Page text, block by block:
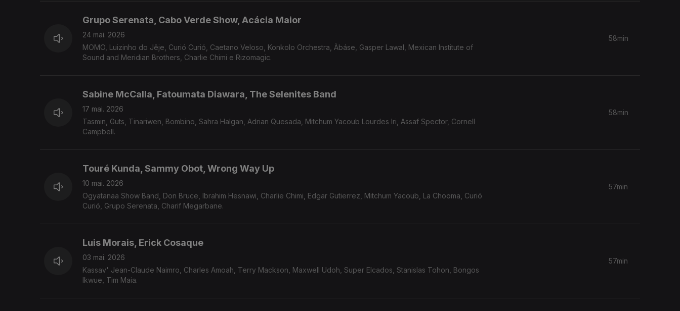
Grupo Serenata, Cabo Verde Show, Acácia Maior
24 mai. 2026
MOMO, Luizinho do Jêje, Curió Curió, Caetano Veloso, Konkolo Orchestra, Àbáse, Gasper Lawal, Mexican Institute of
Sound and Meridian Brothers, Charlie Chimi e Rizomagic.
58min
Sabine McCalla, Fatoumata Diawara, The Selenites Band
17 mai. 2026
Tasmin, Guts, Tinariwen, Bombino, Sahra Halgan, Adrian Quesada, Mitchum Yacoub Lourdes Iri, Assaf Spector, Cornell
Campbell.
58min
Touré Kunda, Sammy Obot, Wrong Way Up
10 mai. 2026
Ogyatanaa Show Band, Don Bruce, Ibrahim Hesnawi, Charlie Chimi, Edgar Gutierrez, Mitchum Yacoub, La Chooma, Curió
Curió, Grupo Serenata, Charif Megarbane.
57min
Luis Morais, Erick Cosaque
03 mai. 2026
Kassav' Jean-Claude Naimro, Charles Amoah, Terry Mackson, Maxwell Udoh, Super Elcados, Stanislas Tohon, Bongos
Ikwue, Tim Maia.
57min